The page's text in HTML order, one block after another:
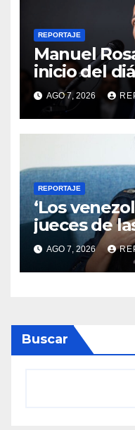
REPORTAJE
Manuel
inicio del
Venezuela
respaldo de
AGO 7, 2026
REPORTAJE
‘Los
jueces de
seremos
resultados’
AGO 7, 2026
Buscar